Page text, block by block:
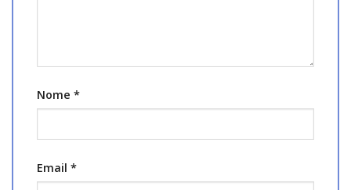
Nome *
Email *